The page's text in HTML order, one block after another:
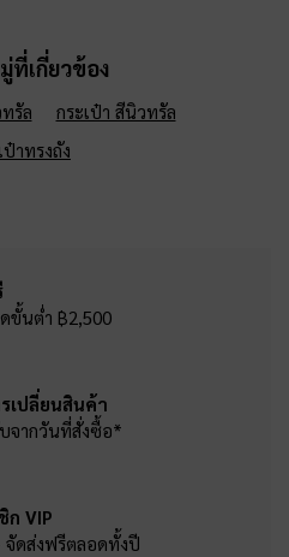
ที่เกี่ยวข้อง
รัล
กระเป๋า สีนิวทรัล
ป๋าทรงถัง
ขั้นต่ำ ฿2,500
เปลี่ยนสินค้า
จากวันที่สั่งซื้อ*
ก VIP
ดส่งฟรีตลอดทั้งปี